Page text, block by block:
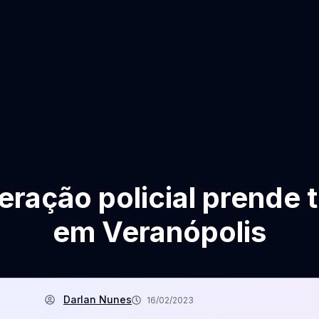
policial prende
em Veranópolis
Darlan Nunes 16/02/2023